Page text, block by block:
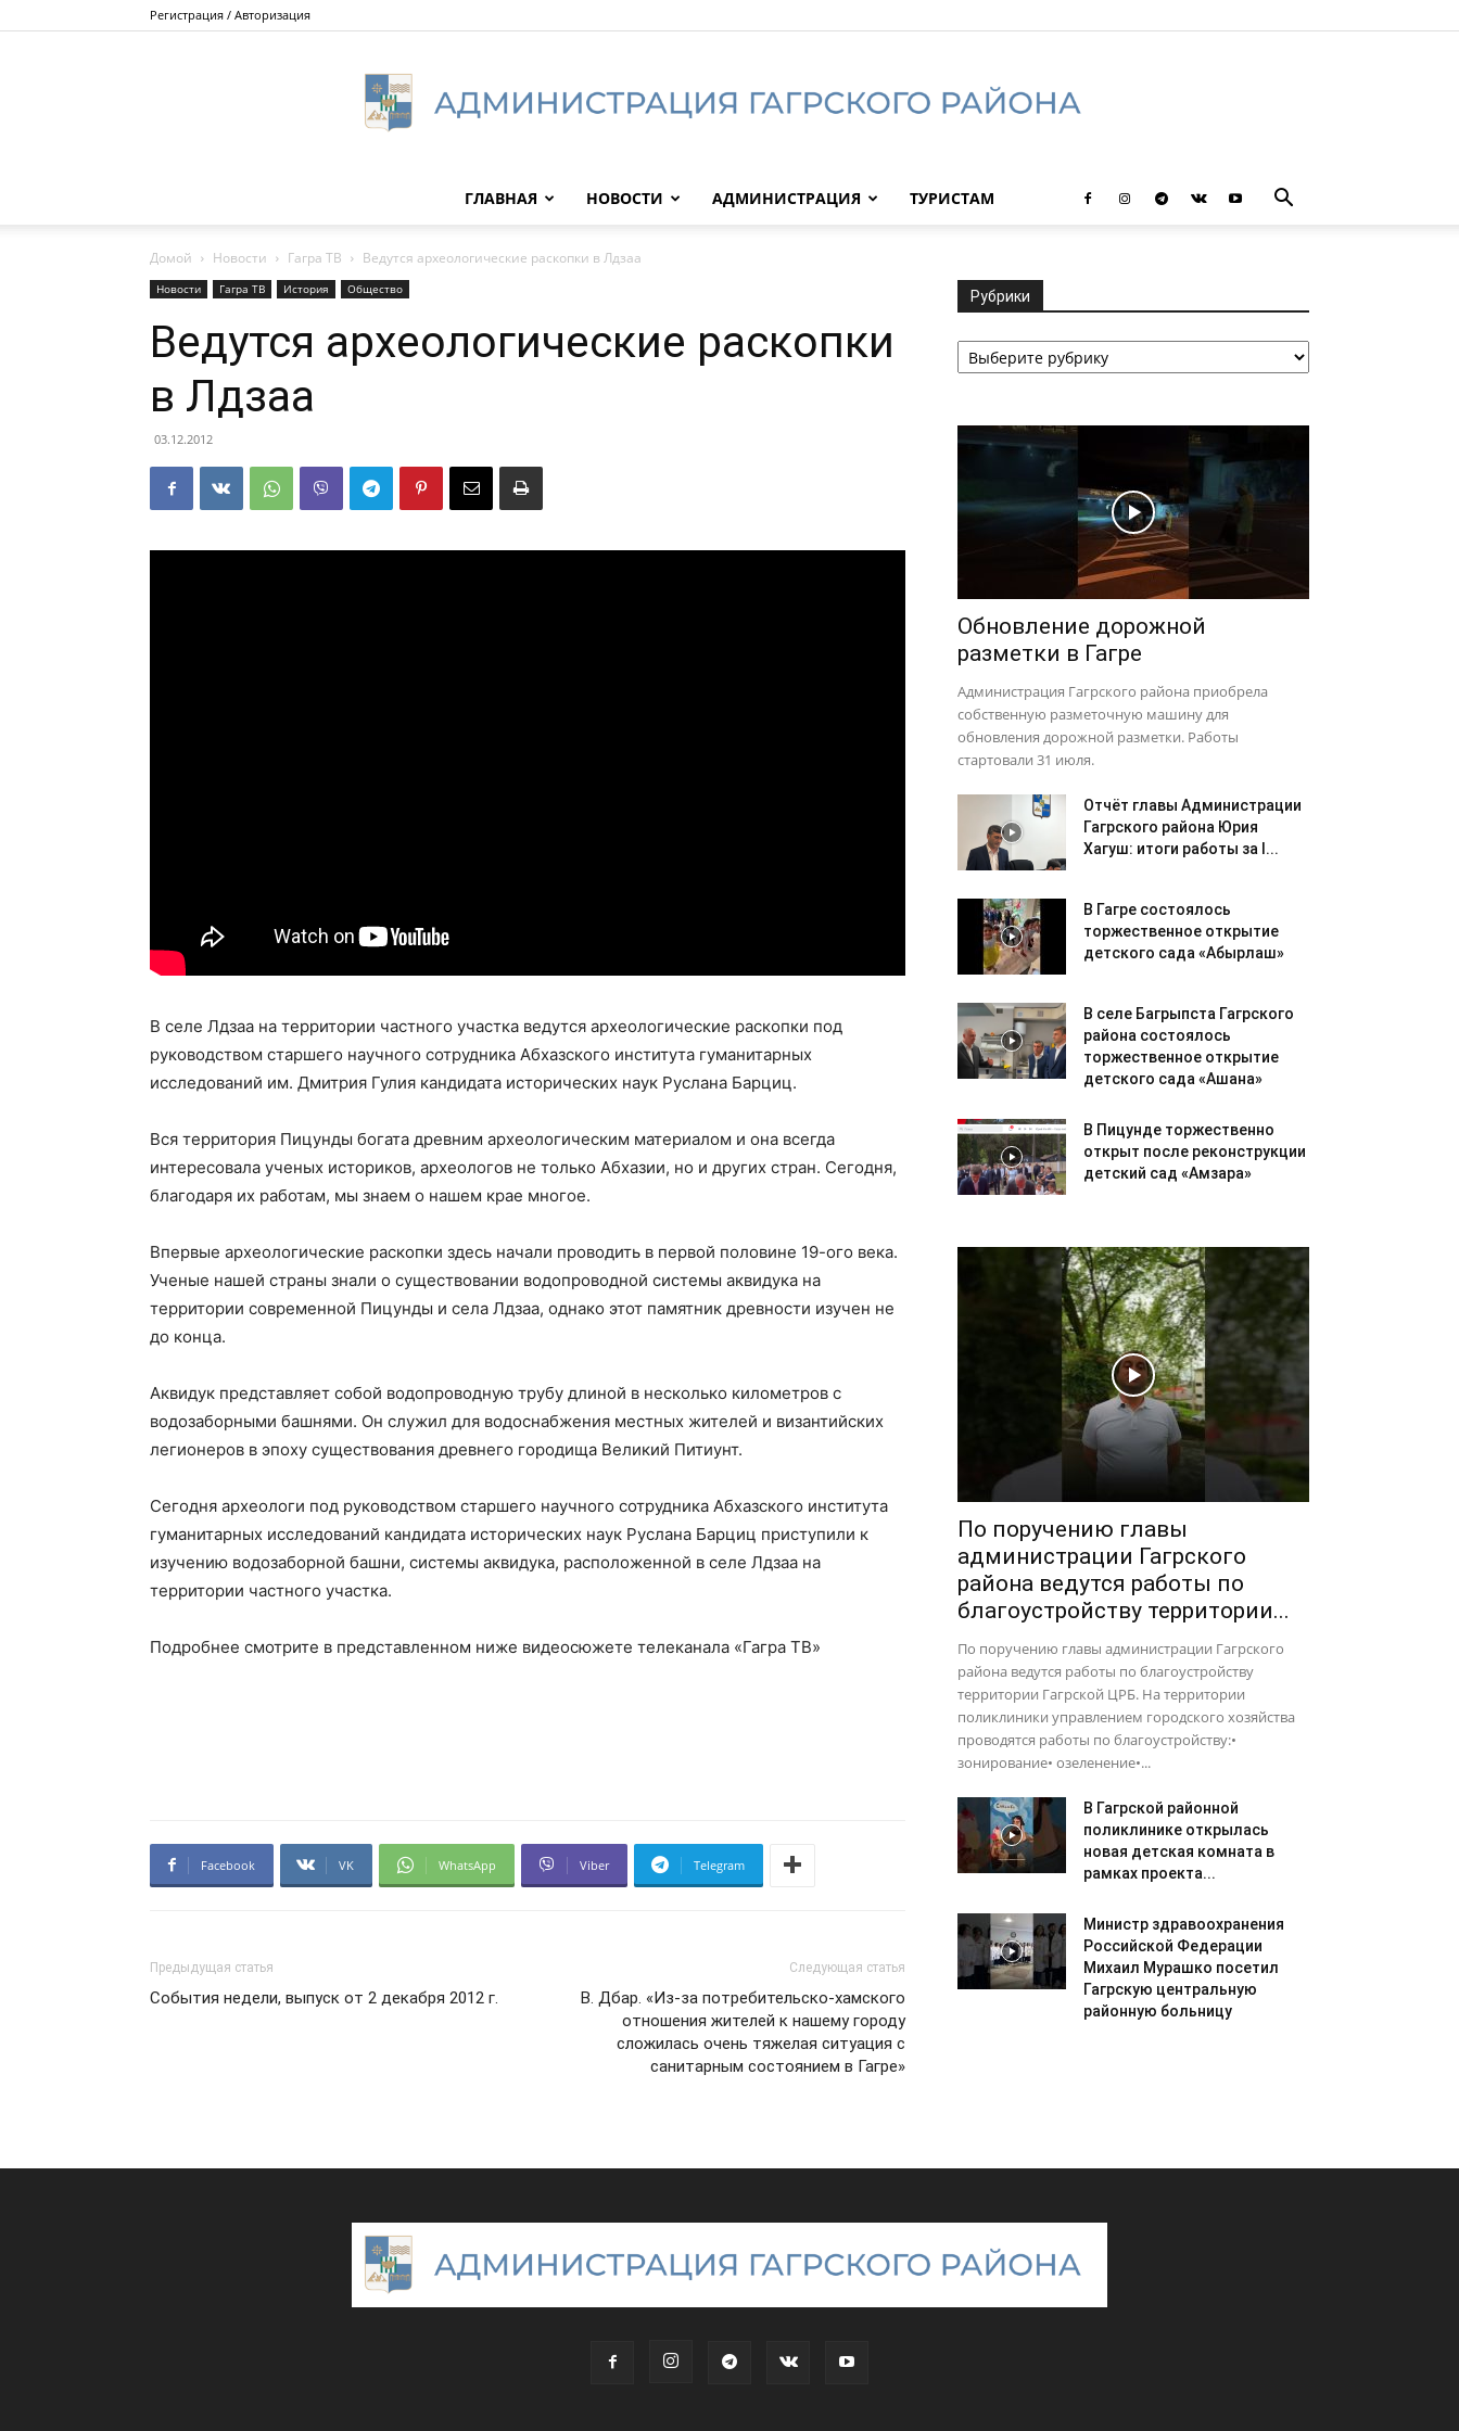
Регистрация / Авторизация
Гагрского
ГЛАВНАЯ НОВОСТИ АДМИНИСТРАЦИЯ ТУРИСТАМ
Домой Новости Гагра ТВ Ведутся археологические раскопки в Лдзаа
Новости Гагра ТВ История Общество
Ведутся археологические раскопки
в Лдзаа
03.12.2012
В селе Лдзаа на территории частного участка ведутся археологические раскопки под
руководством старшего научного сотрудника Абхазского института гуманитарных
исследований им. Дмитрия Гулия кандидата исторических наук Руслана Барциц.
Вся территория Пицунды богата древним археологическим материалом и она всегда
интересовала ученых историков, археологов не только Абхазии, но и других стран. Сегодня,
благодаря их работам, мы знаем о нашем крае многое.
Впервые археологические раскопки здесь начали проводить в первой половине 19-ого века.
Ученые нашей страны знали о существовании водопроводной системы аквидука на
территории современной Пицунды и села Лдзаа, однако этот памятник древности изучен не
до конца.
Аквидук представляет собой водопроводную трубу длиной в несколько километров с
водозаборными башнями. Он служил для водоснабжения местных жителей и византийских
легионеров в эпоху существования древнего городища Великий Питиунт.
Сегодня археологи под руководством старшего научного сотрудника Абхазского института
гуманитарных исследований кандидата исторических наук Руслана Барциц приступили к
изучению водозаборной башни, системы аквидука, расположенной в селе Лдзаа на
территории частного участка.
Подробнее смотрите в представленном ниже видеосюжете телеканала «Гагра ТВ»
Facebook VK WhatsApp Viber Telegram
Предыдущая статья
События недели, выпуск от 2 декабря 2012 г.
Следующая статья
В. Дбар. «Из-за потребительско-хамского
отношения жителей к нашему городу
сложилась очень тяжелая ситуация с
санитарным состоянием в Гагре»
Рубрики
Рубрики
Обновление дорожной
разметки в Гагре
Администрация Гагрского района приобрела
собственную разметочную машину для
обновления дорожной разметки. Работы
стартовали 31 июля.
Отчёт главы Администрации
Гагрского района Юрия
Хагуш: итоги работы за I...
В Гагре состоялось
торжественное открытие
детского сада «Абырлаш»
В селе Багрыпста Гагрского
района состоялось
торжественное открытие
детского сада «Ашана»
В Пицунде торжественно
открыт после реконструкции
детский сад «Амзара»
По поручению главы
администрации Гагрского
района ведутся работы по
благоустройству территории...
По поручению главы администрации Гагрского
района ведутся работы по благоустройству
территории Гагрской ЦРБ. На территории
поликлиники управлением городского хозяйства
проводятся работы по благоустройству:•
зонирование• озеленение•...
В Гагрской районной
поликлинике открылась
новая детская комната в
рамках проекта...
Министр здравоохранения
Российской Федерации
Михаил Мурашко посетил
Гагрскую центральную
районную больницу